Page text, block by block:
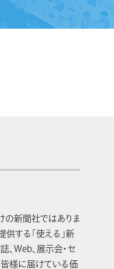
の新聞社ではありま
する「使える」新
、Web、展示会・セ
皆様に届けている価